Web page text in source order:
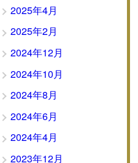
2025年4月
2025年2月
2024年12月
2024年10月
2024年8月
2024年6月
2024年4月
2023年12月